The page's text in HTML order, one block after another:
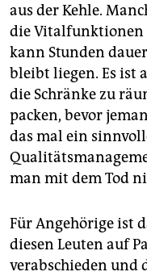
aus der Kehle.
die Vitalfunktionen
kann Stunden
bleibt liegen. Es ist
die Schränke zu
packen, bevor
das mal ein
man mit dem Tod
Für Angehörige ist
diesen Leuten auf
verabschieden und